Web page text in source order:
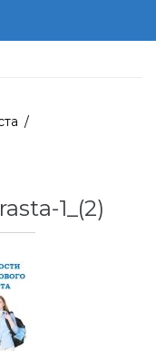
/
1_(2)